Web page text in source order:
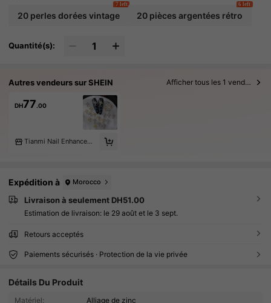
20 perles dorées vintage
7 left
20 pièces argentées rétro
6 left
Quantité(s):
Autres vendeurs sur SHEIN Afficher tous les 1 vendeurs
DH77.00
Tianmi Nail Enhancement
Expédition à Morocco
Livraison à seulement DH51.00
Estimation de livraison: le 29 août et le 3 sept.
Retours acceptés
Paiements sécurisés · Protection de la vie privée
Détails Du Produit
Matériel: Alliage de zinc
4.95